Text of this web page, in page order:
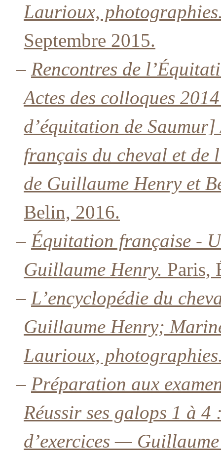
Laurioux,
Septembre 2015.
– Rencontres de
Actes des colloques
d’équitation de
français du cheval et
de Guillaume Henry et
Belin, 2016.
– Équitation française -
Guillaume Henry. Paris,
– L’encyclopédie du
Guillaume Henry;
Laurioux,
– Préparation aux
Réussir ses galops 1 à
d’exercices —